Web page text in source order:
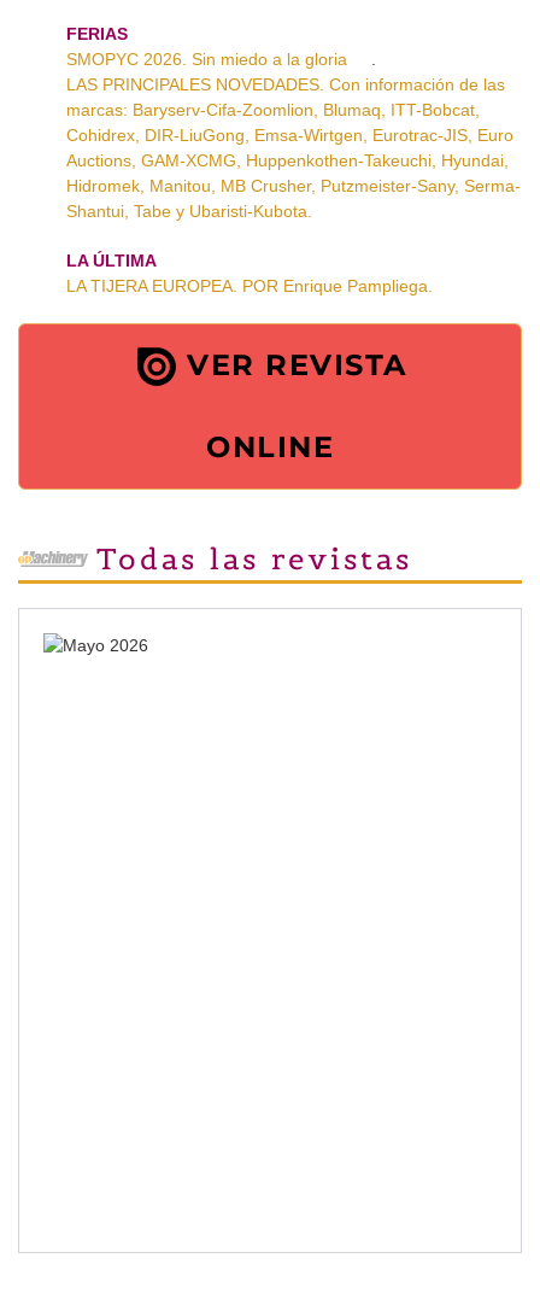
FERIAS
SMOPYC 2026. Sin miedo a la gloria
LAS PRINCIPALES NOVEDADES. Con información de las
marcas: Baryserv-Cifa-Zoomlion, Blumaq, ITT-Bobcat,
Cohidrex, DIR-LiuGong, Emsa-Wirtgen, Eurotrac-JIS, Euro
Auctions, GAM-XCMG, Huppenkothen-Takeuchi, Hyundai,
Hidromek, Manitou, MB Crusher, Putzmeister-Sany, Serma-
Shantui, Tabe y Ubaristi-Kubota.
LA ÚLTIMA
LA TIJERA EUROPEA. POR Enrique Pampliega.
VER REVISTA
ONLINE
Todas las revistas